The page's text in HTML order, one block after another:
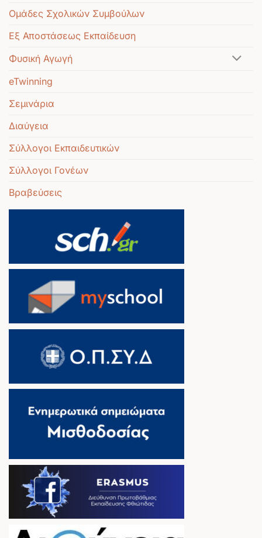
Ομάδες Σχολικών Συμβούλων
Εξ Αποστάσεως Εκπαίδευση
Φυσική Αγωγή
eTwinning
Σεμινάρια
Διαύγεια
Σύλλογοι Εκπαιδευτικών
Σύλλογοι Γονέων
Βραβεύσεις